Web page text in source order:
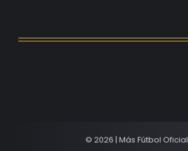
© 2026 | Más Fútbol Oficial